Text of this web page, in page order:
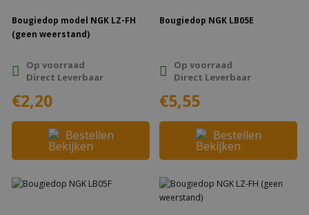
Bougiedop model NGK LZ-FH
(geen weerstand)
Op voorraad
Direct Leverbaar
€2,20
Bestellen
Bougiedop NGK LB05E
Op voorraad
Direct Leverbaar
€5,55
Bestellen